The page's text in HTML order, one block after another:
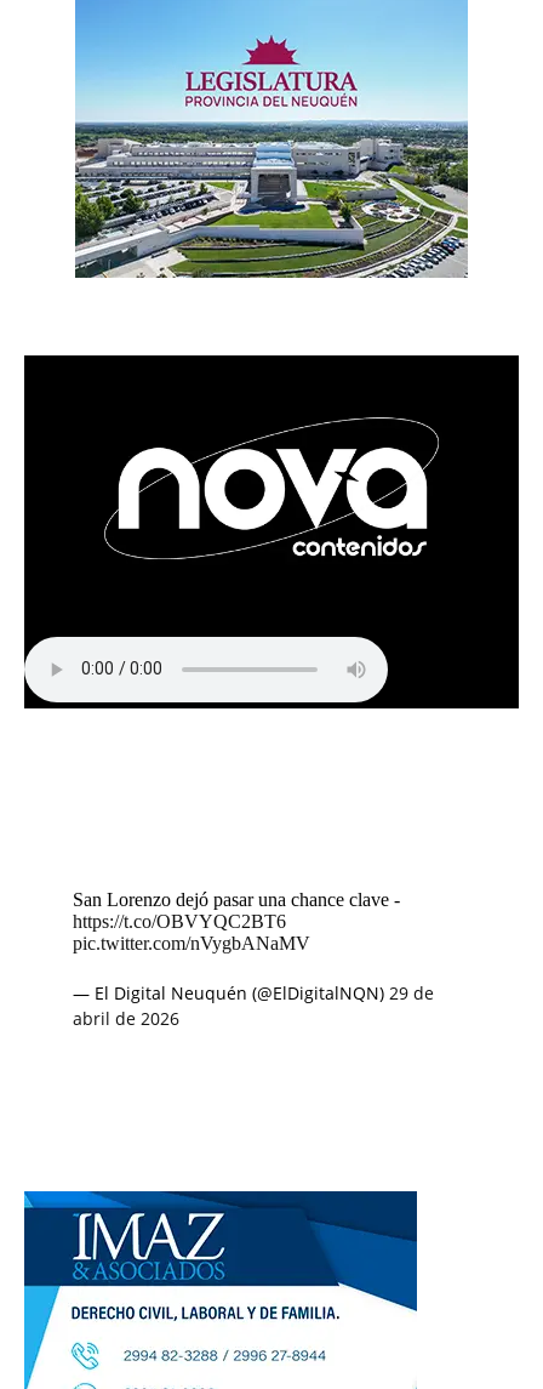
San Lorenzo dejó pasar una chance clave -
https://t.co/OBVYQC2BT6
pic.twitter.com/nVygbANaMV
— El Digital Neuquén (@ElDigitalNQN) 29 de
abril de 2026